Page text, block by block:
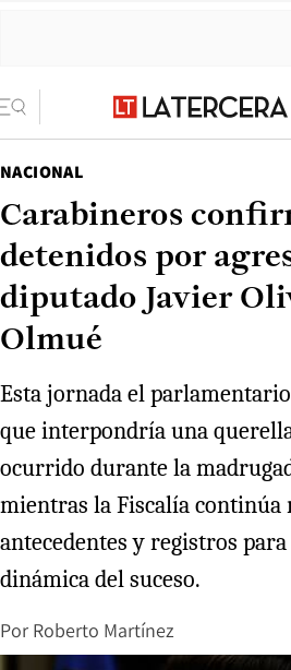
NACIONAL
Carabineros
detenidos por
diputado Javier
Olmué
Esta jornada el
que interpondría una
ocurrido durante la
mientras la Fiscalía continúa
antecedentes y registros
dinámica del suceso.
Por Roberto Martínez